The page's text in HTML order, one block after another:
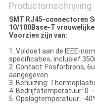
Productomschrijving
SMT RJ45-connectoren
10/100Base-T
Voorzien zijn van:
1. Voldoet aan de IEEE-
specificaties, inclusief
2. Contact: Fosforbrons,
aangegeven
3. Behuizing:
4. Bedrijfstemperatuur: 0
5. Opslagtemperatuur: -